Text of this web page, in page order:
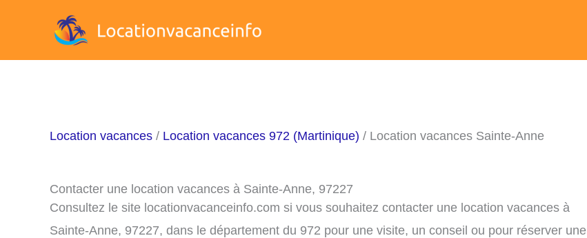
Location vacances / Location vacances 972 (Martinique) / Location vacances Sainte-Anne
Contacter une location vacances à Sainte-Anne, 97227
Consultez le site locationvacanceinfo.com si vous souhaitez contacter une location vacances à
Sainte-Anne, 97227, dans le département du 972 pour une visite, un conseil ou pour réserver une